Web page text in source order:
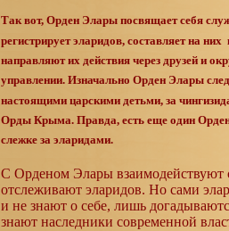
Так вот, Орден Элары посвящает себя
регистрирует эларидов, составляет на
направляют их действия через друзей и
управлении. Изначально Орден Элары
настоящими царскими детьми, за
Орды Крыма. Правда, есть еще один Орден
слежке за эларидами.
С Орденом Элары взаимодействуют
отслеживают эларидов. Но сами
и не знают о себе, лишь
знают наследники современной